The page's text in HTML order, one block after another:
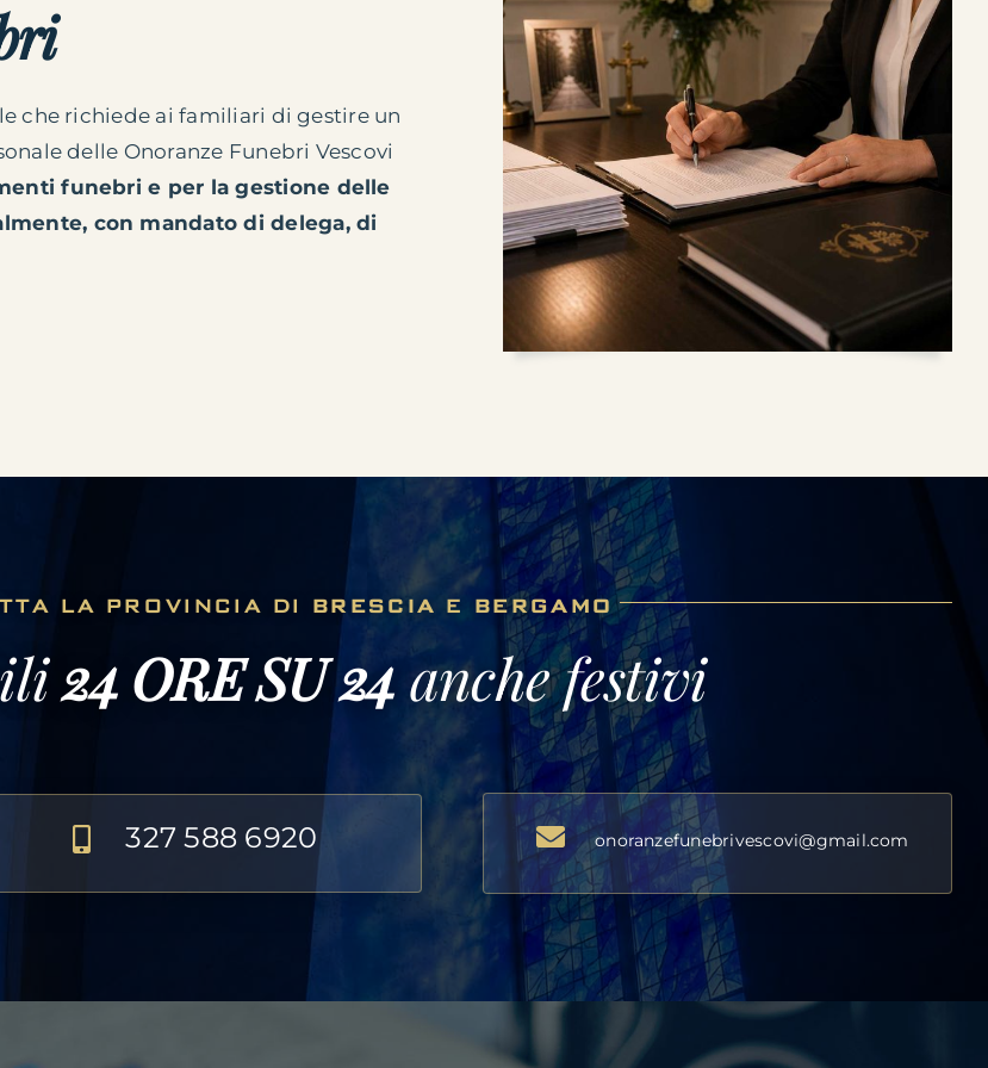
che richiede ai familiari di gestire un
delle Onoranze Funebri Vescovi
funebri e per la gestione delle
con mandato di delega, di
LA PROVINCIA DI BRESCIA E BERGAMO
24 ORE SU 24 anche festivi
327 588 6920 onoranzefunebrivescovi@gmail.com